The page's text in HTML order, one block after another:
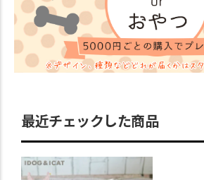
最近チェックした商品